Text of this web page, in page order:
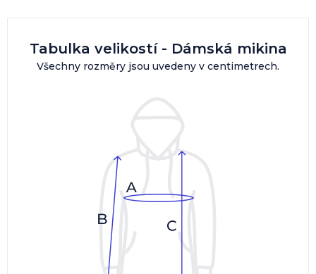
Tabulka velikostí - Dámská mikina
Všechny rozměry jsou uvedeny v centimetrech.